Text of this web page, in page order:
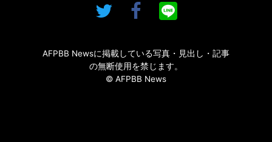
AFPBB Newsに掲載している写真・見出し・記事
の無断使用を禁じます。
© AFPBB News